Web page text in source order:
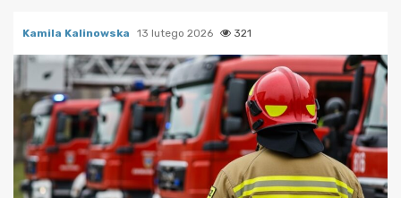
Kamila Kalinowska 13 lutego 2026 321